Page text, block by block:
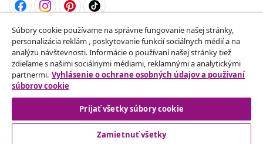
Odstúpenie od zmluvy
Odošlite žiadosť o odstúpenie od vašej objednávky.
Zákaznícky Servis
Súbory cookie používame na správne fungovanie našej stránky,
personalizácia reklám , poskytovanie funkcií sociálnych médií a na
analýzu návštevnosti. Informácie o používaní našej stránky tiež
zdieľame s našimi sociálnymi médiami, reklamnými a analytickými
partnermi. Vyhlásenie o ochrane osobných údajov a používaní
súborov cookie
Prijať všetky súbory cookie
Zamietnuť všetky